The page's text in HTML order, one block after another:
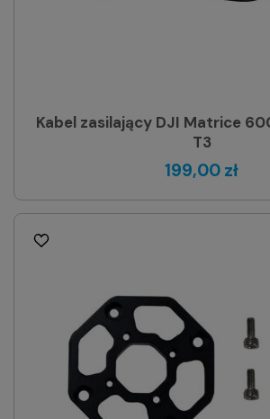
Kabel zasilający DJI Matrice
T3
199,00 zł